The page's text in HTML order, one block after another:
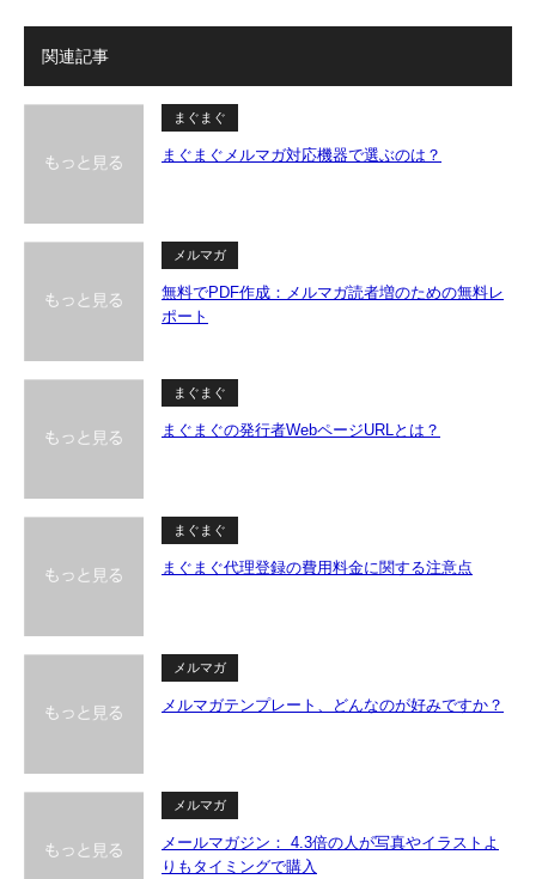
関連記事
まぐまぐ
まぐまぐメルマガ対応機器で選ぶのは？
メルマガ
無料でPDF作成：メルマガ読者増のための無料レ
ポート
まぐまぐ
まぐまぐの発行者WebページURLとは？
まぐまぐ
まぐまぐ代理登録の費用料金に関する注意点
メルマガ
メルマガテンプレート、どんなのが好みですか？
メルマガ
メールマガジン： 4.3倍の人が写真やイラストよ
りもタイミングで購入